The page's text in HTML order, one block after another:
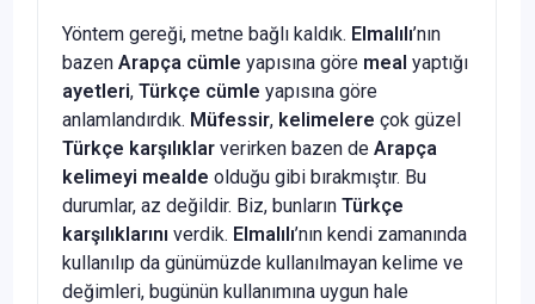
Yöntem gereği, metne bağlı kaldık. Elmalılı’nın
bazen Arapça cümle yapısına göre meal yaptığı
ayetleri, Türkçe cümle yapısına göre
anlamlandırdık. Müfessir, kelimelere çok güzel
Türkçe karşılıklar verirken bazen de Arapça
kelimeyi mealde olduğu gibi bırakmıştır. Bu
durumlar, az değildir. Biz, bunların Türkçe
karşılıklarını verdik. Elmalılı’nın kendi zamanında
kullanılıp da günümüzde kullanılmayan kelime ve
değimleri, bugünün kullanımına uygun hale